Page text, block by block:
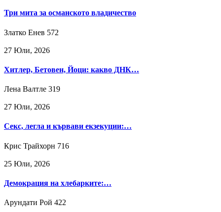
Три мита за османското владичество
Златко Енев 572
27 Юли, 2026
Хитлер, Бетовен, Йоци: какво ДНК…
Лена Валтле 319
27 Юли, 2026
Секс, легла и кървави екзекуции:…
Крис Трайхорн 716
25 Юли, 2026
Демокрация на хлебарките:…
Арундати Рой 422